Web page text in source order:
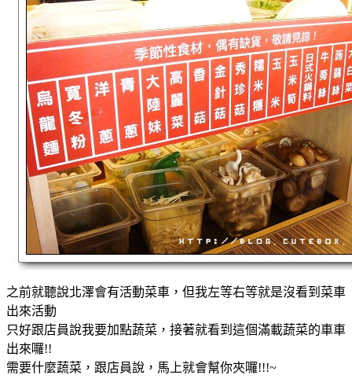
之前就聽說北澤會有活動菜車，但我左等右等就是沒看到菜車
出來活動
只好跟店員說我要加點蔬菜，接著就看到這個滿載蔬菜的車車
出來囉!!
需要什麼蔬菜，跟店員說，馬上就會幫你夾囉!!!~